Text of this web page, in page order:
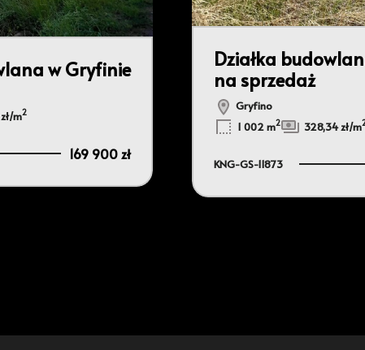
w Gryfinie
m2
169 900 zł
Działka
na sprzedaż
Gryfino
1 002 m2 328,34 zł/m
KNG-GS-11873